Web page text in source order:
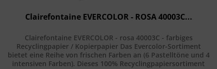
Clairefontaine EVERCOLOR - ROSA 40003C...
Clairefontaine EVERCOLOR - rosa 40003C - farbiges
Recyclingpapier / Kopierpapier Das Evercolor-Sortiment
bietet eine Reihe von frischen Farben an (6 Pastelltöne und 4
intensiven Farben). Dieses 100% Recyclingpapiersortiment